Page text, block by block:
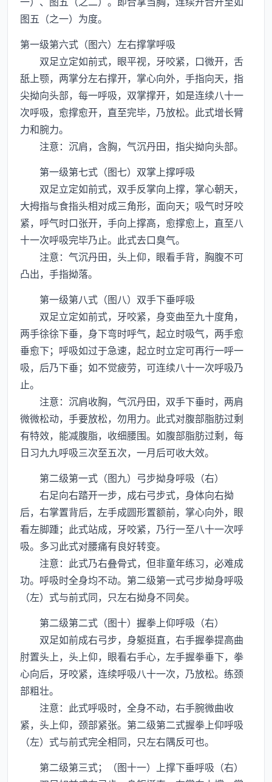
图五（之一）为度。
第一级第六式（图六）左右撑掌呼吸
双足立定如前式，眼平视，牙咬紧，口微开，舌
舐上颚，两掌分左右撑开，掌心向外，手指向天，指
尖拗向头部，每一呼吸，双掌撑开，如是连续八十一
次呼吸，愈撑愈开，直至完毕，乃放松。此式增长臂
力和腕力。
注意：沉肩，含胸，气沉丹田，指尖拗向头部。
第一级第七式（图七）双掌上撑呼吸
双足立定如前式，双手反掌向上撑，掌心朝天，
大拇指与食指头相对成三角形，面向天；吸气时牙咬
紧，呼气时口张开，手向上撑高，愈撑愈上，直至八
十一次呼吸完毕乃止。此式去口臭气。
注意：气沉丹田，头上仰，眼看手背，胸腹不可
凸出，手指拗落。
第一级第八式（图八）双手下垂呼吸
双足立定如前式，牙咬紧，身变曲至九十度角，
两手徐徐下垂，身下弯时呼气，起立时吸气，两手愈
垂愈下；呼吸如过于急速，起立时立定可再行一呼一
吸，后乃下垂；如不觉疲劳，可连续八十一次呼吸乃
止。
注意：沉肩收胸，气沉丹田，双手下垂时，两肩
微微松动，手要放松，勿用力。此式对腹部脂肪过剩
有特效，能减腹脂，收细腰围。如腹部脂肪过剩，每
日习九九呼吸三次至五次，一月后可收大效。
第二级第一式（图九）弓步拗身呼吸（右）
右足向右踏开一步，成右弓步式，身体向右拗
后，右掌置背后，左手成圆形置额前，掌心向外，眼
看左脚踵；此式站成，牙咬紧，乃行一至八十一次呼
吸。多习此式对腰痛有良好转变。
注意：此式乃右叠骨式，但非童年练习，必难成
功。呼吸时全身均不动。第二级第一式弓步拗身呼吸
（左）式与前式同，只左右拗身不同矣。
第二级第二式（图十）握拳上仰呼吸（右）
双足如前成右弓步，身躯挺直，右手握拳提高曲
肘置头上，头上仰，眼看右手心，左手握拳垂下，拳
心向后，牙咬紧，连续呼吸八十一次，乃放松。练颈
部粗壮。
注意：此式呼吸时，全身不动，右手腕微曲收
紧，头上仰，颈部紧张。第二级第二式握拳上仰呼吸
（左）式与前式完全相同，只左右隅反可也。
第二级第三式；（图十一）上撑下垂呼吸（右）